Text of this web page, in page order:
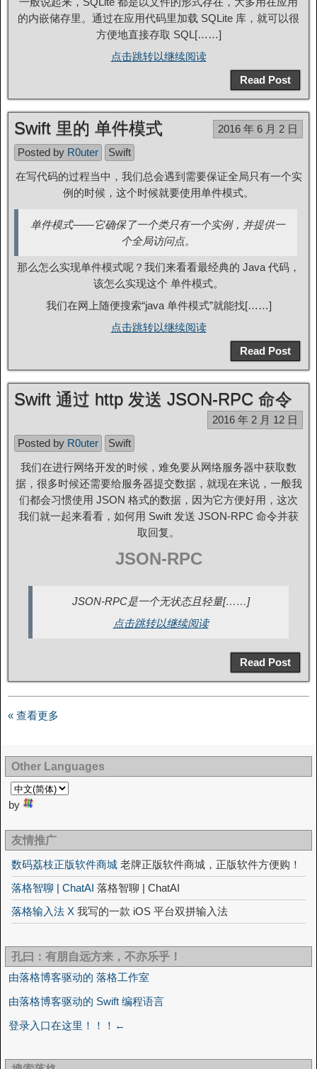
的内嵌储存里。通过在应用代码里加载 SQLite 库，就可以很
方便地直接存取 SQL[……]
点击跳转以继续阅读
Read Post
Swift 里的 单件模式
2016 年 6 月 2 日
Posted by R0uter
Swift
在写代码的过程当中，我们总会遇到需要保证全局只有一个实
例的时候，这个时候就要使用单件模式。
单件模式——它确保了一个类只有一个实例，并提供一
个全局访问点。
那么怎么实现单件模式呢？我们来看看最经典的 Java 代码，
该怎么实现这个 单件模式。
我们在网上随便搜索“java 单件模式”就能找[……]
点击跳转以继续阅读
Read Post
Swift 通过 http 发送 JSON-RPC 命令
2016 年 2 月 12 日
Posted by R0uter
Swift
我们在进行网络开发的时候，难免要从网络服务器中获取数
据，很多时候还需要给服务器提交数据，就现在来说，一般我
们都会习惯使用 JSON 格式的数据，因为它方便好用，这次
我们就一起来看看，如何用 Swift 发送 JSON-RPC 命令并获
取回复。
JSON-RPC
JSON-RPC是一个无状态且轻量[……]
点击跳转以继续阅读
Read Post
« 查看更多
Other Languages
by
友情推广
数码荔枝正版软件商城 老牌正版软件商城，正版软件方便购！
落格智聊 | ChatAI 落格智聊 | ChatAI
落格输入法 X 我写的一款 iOS 平台双拼输入法
孔曰：有朋自远方来，不亦乐乎！
由落格博客驱动的 落格工作室
由落格博客驱动的 Swift 编程语言
登录入口在这里！！！←